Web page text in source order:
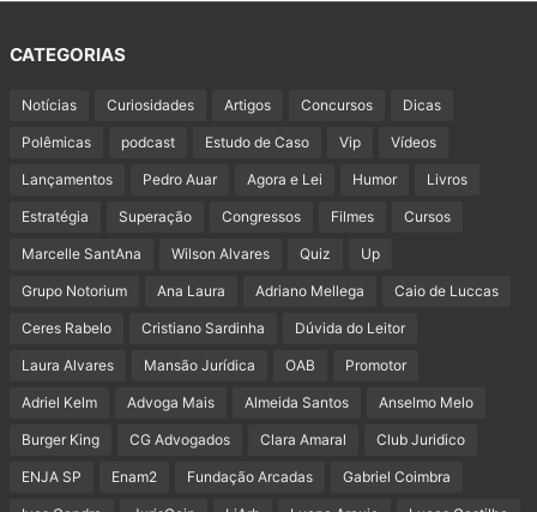
CATEGORIAS
Notícias Curiosidades Artigos Concursos Dicas
Polêmicas podcast Estudo de Caso Vip Vídeos
Lançamentos Pedro Auar Agora e Lei Humor Livros
Estratégia Superação Congressos Filmes Cursos
Marcelle SantAna Wilson Alvares Quiz Up
Grupo Notorium Ana Laura Adriano Mellega Caio de Luccas
Ceres Rabelo Cristiano Sardinha Dúvida do Leitor
Laura Alvares Mansão Jurídica OAB Promotor
Adriel Kelm Advoga Mais Almeida Santos Anselmo Melo
Burger King CG Advogados Clara Amaral Club Juridico
ENJA SP Enam2 Fundação Arcadas Gabriel Coimbra